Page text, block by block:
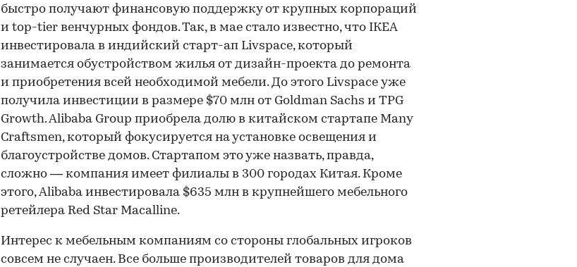
быстро получают финансовую поддержку от крупных корпораций
и top-tier венчурных фондов. Так, в мае стало известно, что IКЕА
инвестировала в индийский старт-ап Livspace, который
занимается обустройством жилья от дизайн-проекта до ремонта
и приобретения всей необходимой мебели. До этого Livspace уже
получила инвестиции в размере $70 млн от Goldman Sachs и TPG
Growth. Alibaba Group приобрела долю в китайском стартапе Many
Craftsmen, который фокусируется на установке освещения и
благоустройстве домов. Стартапом это уже назвать, правда,
сложно — компания имеет филиалы в 300 городах Китая. Кроме
этого, Alibaba инвестировала $635 млн в крупнейшего мебельного
ретейлера Red Star Macalline.
Интерес к мебельным компаниям со стороны глобальных игроков
совсем не случаен. Все больше производителей товаров для дома